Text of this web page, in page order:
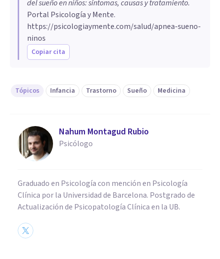
del sueño en niños: síntomas, causas y tratamiento.
Portal Psicología y Mente.
https://psicologiaymente.com/salud/apnea-sueno-
ninos
Copiar cita
Tópicos Infancia Trastorno Sueño Medicina
Nahum Montagud Rubio
Psicólogo
Graduado en Psicología con mención en Psicología
Clínica por la Universidad de Barcelona. Postgrado de
Actualización de Psicopatología Clínica en la UB.